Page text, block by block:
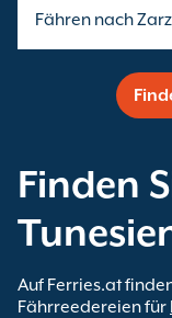
Fähren nach
Finden
Auf Ferries.at
Fährreedereien für